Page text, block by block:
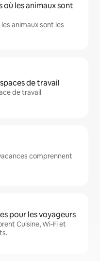
où les animaux sont
animaux sont les
de travail
de travail
comprennent
pour les voyageurs
Cuisine, Wi-Fi et